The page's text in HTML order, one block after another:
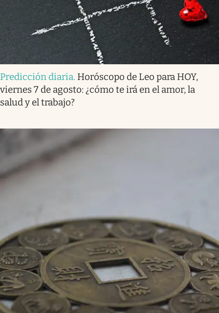
Predicción diaria. Horóscopo de Leo para HOY,
viernes 7 de agosto: ¿cómo te irá en el amor, la
salud y el trabajo?